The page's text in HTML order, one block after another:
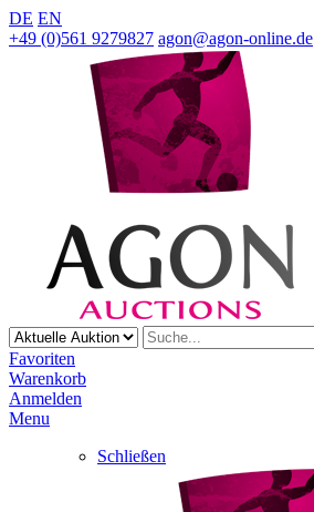
DE EN
+49 (0)561 9279827 agon@agon-online.de
Favoriten
Warenkorb
Anmelden
Menu
Schließen